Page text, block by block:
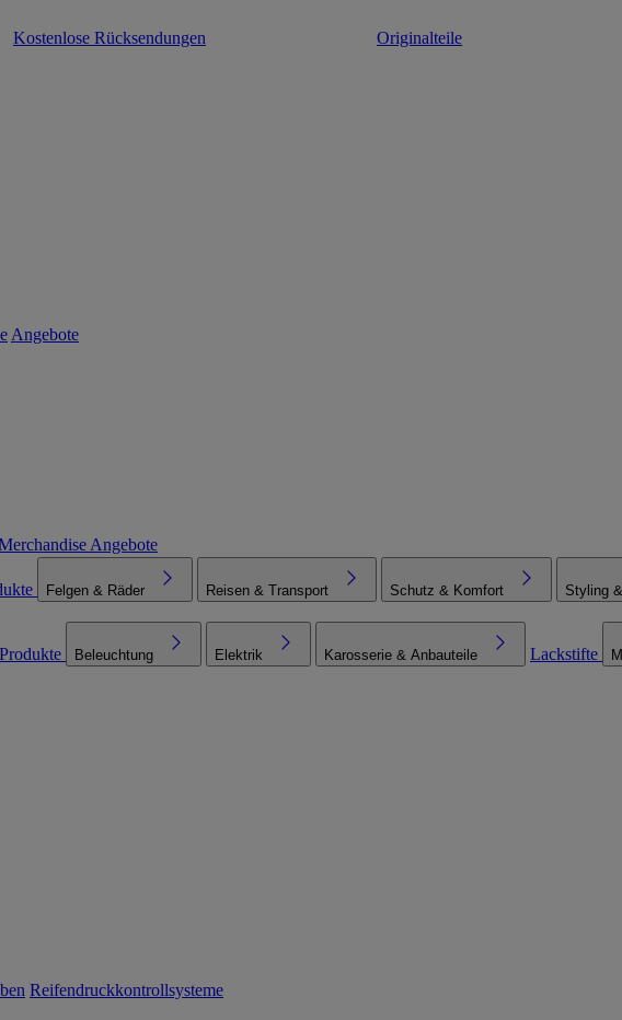
Kostenlose Rücksendungen Originalteile
Angebote
Angebote
Felgen & Räder Reisen & Transport Schutz & Komfort Styling
Beleuchtung Elektrik Karosserie & Anbauteile Lackstifte
Reifendruckkontrollsysteme